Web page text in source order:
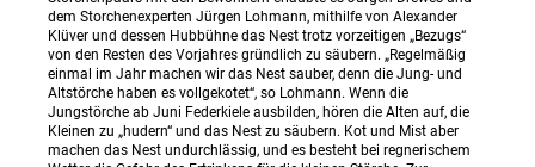
dem Storchenexperten Jürgen Lohmann, mithilfe von Alexander
Klüver und dessen Hubbühne das Nest trotz vorzeitigen „Bezugs“
von den Resten des Vorjahres gründlich zu säubern. „Regelmäßig
einmal im Jahr machen wir das Nest sauber, denn die Jung- und
Altstörche haben es vollgekotet“, so Lohmann. Wenn die
Jungstörche ab Juni Federkiele ausbilden, hören die Alten auf, die
Kleinen zu „hudern“ und das Nest zu säubern. Kot und Mist aber
machen das Nest undurchlässig, und es besteht bei regnerischem